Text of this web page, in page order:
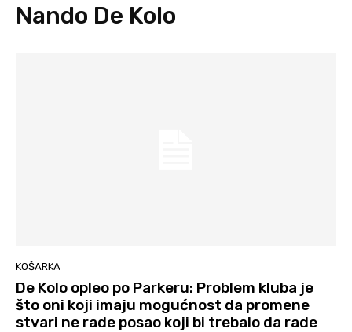
Nando De Kolo
KOŠARKA
De Kolo opleo po Parkeru: Problem kluba je
što oni koji imaju mogućnost da promene
stvari ne rade posao koji bi trebalo da rade